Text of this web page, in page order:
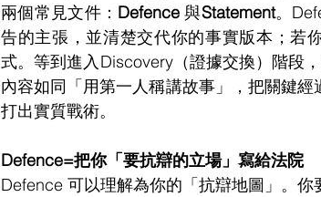
兩個常見文件： Defence 與Statement。
告的主張，並清楚交代你的事實版本；若
式。等到進入Discovery（證據交換）階段
內容如同「用第一人稱講故事」，把關鍵
打出實質戰術。
Defence=把你「要抗辯的立場」寫給法院
Defence 可以理解為你的「抗辯地圖」。